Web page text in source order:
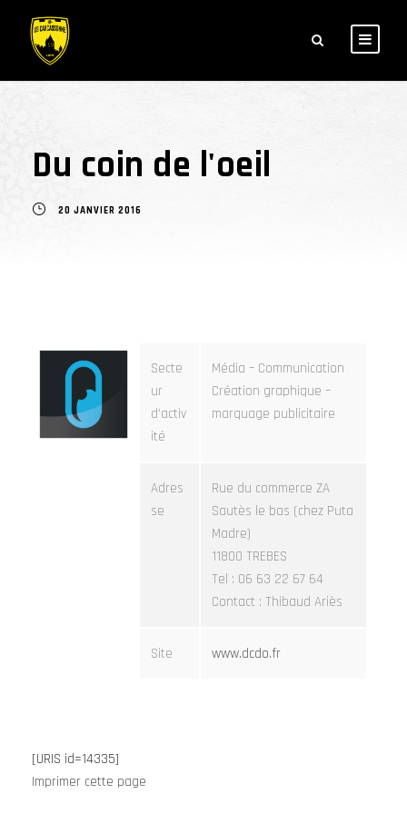
Du coin de l'oeil
20 JANVIER 2016
Secte
ur
d’activ
ité
Média – Communication
Création graphique –
marquage publicitaire
Adres
se
Rue du commerce ZA
Sautès le bas (chez Puta
Madre)
11800 TREBES
Tel : 06 63 22 67 64
Contact : Thibaud Ariès
Site www.dcdo.fr
[URIS id=14335]
Imprimer cette page